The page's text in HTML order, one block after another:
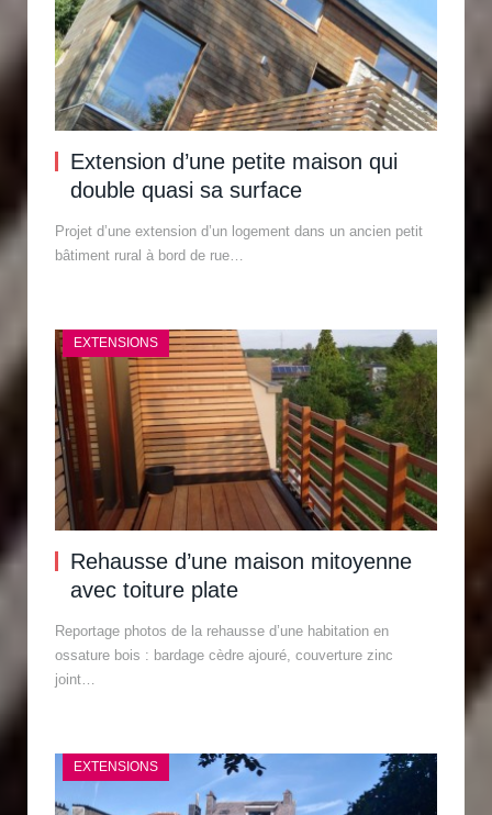
Extension d’une petite maison qui
double quasi sa surface
Projet d’une extension d’un logement dans un ancien petit
bâtiment rural à bord de rue…
EXTENSIONS
Rehausse d’une maison mitoyenne
avec toiture plate
Reportage photos de la rehausse d’une habitation en
ossature bois : bardage cèdre ajouré, couverture zinc
joint…
EXTENSIONS